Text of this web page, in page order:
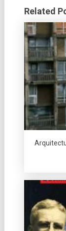
Related